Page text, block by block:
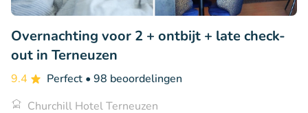
Overnachting voor 2 + ontbijt + late check-
out in Terneuzen
9.4 Perfect • 98 beoordelingen
Churchill Hotel Terneuzen